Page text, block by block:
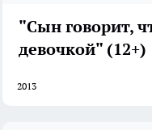
"Сын говорит,
девочкой" (12+)
2013